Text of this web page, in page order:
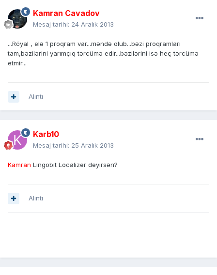
Kamran Cavadov
Mesaj tarihi: 24 Aralık 2013
...Röyal , elə 1 proqram var...məndə olub...bəzi proqramları
tam,bəzilərini yarımçıq tərcümə edir...bəzilərini isə heç tərcümə
etmir...
Alıntı
Karb10
Mesaj tarihi: 25 Aralık 2013
Kamran Lingobit Localizer deyirsən?
Alıntı